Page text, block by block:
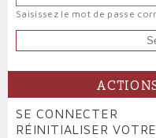
Saisissez le mot de passe
PRIMARY
TABS
SE CONNECTER
ACTIF)
RÉINITIALISER